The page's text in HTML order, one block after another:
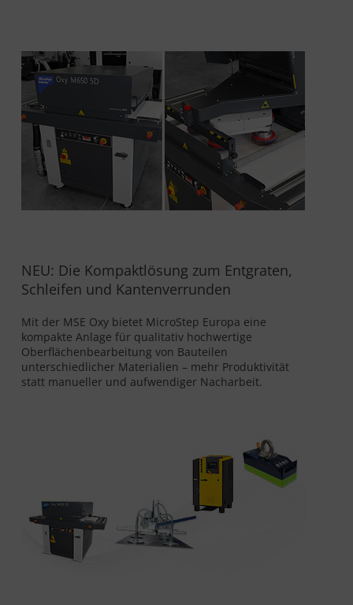
NEU: Die Kompaktlösung zum Entgraten,
Schleifen und Kantenverrunden
Mit der MSE Oxy bietet MicroStep Europa eine
kompakte Anlage für qualitativ hochwertige
Oberflächenbearbeitung von Bauteilen
unterschiedlicher Materialien – mehr Produktivität
statt manueller und aufwendiger Nacharbeit.